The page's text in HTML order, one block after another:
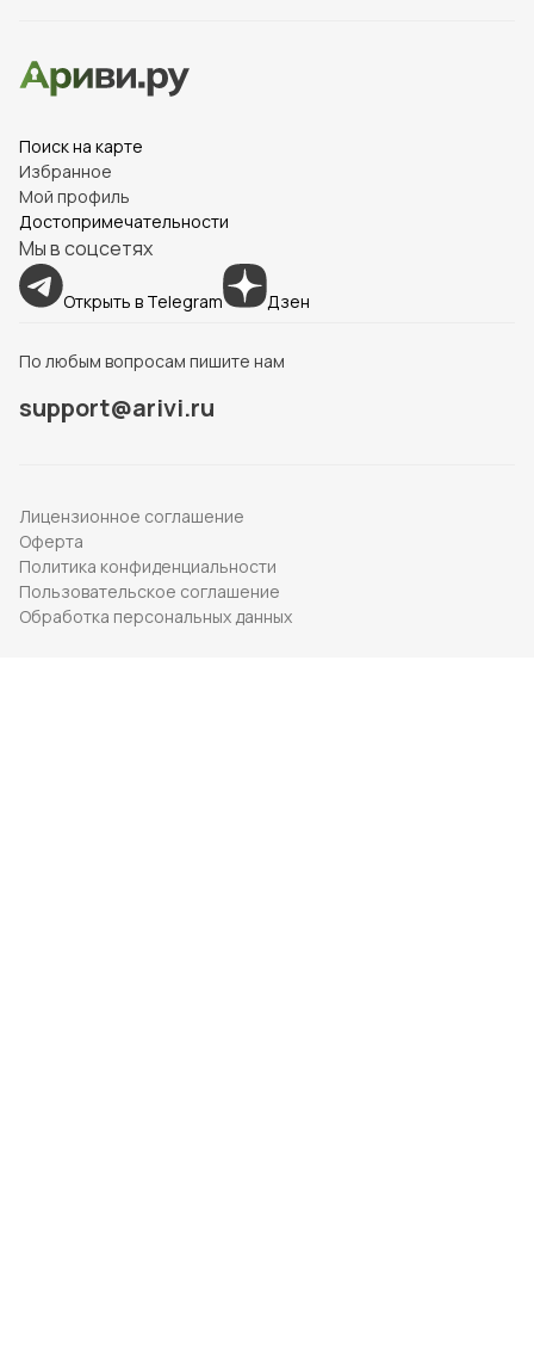
Поиск на карте
Избранное
Мой профиль
Достопримечательности
Мы в соцсетях
Открыть в Telegram Дзен
По любым вопросам пишите нам
support@arivi.ru
Лицензионное соглашение
Оферта
Политика конфиденциальности
Пользовательское соглашение
Обработка персональных данных